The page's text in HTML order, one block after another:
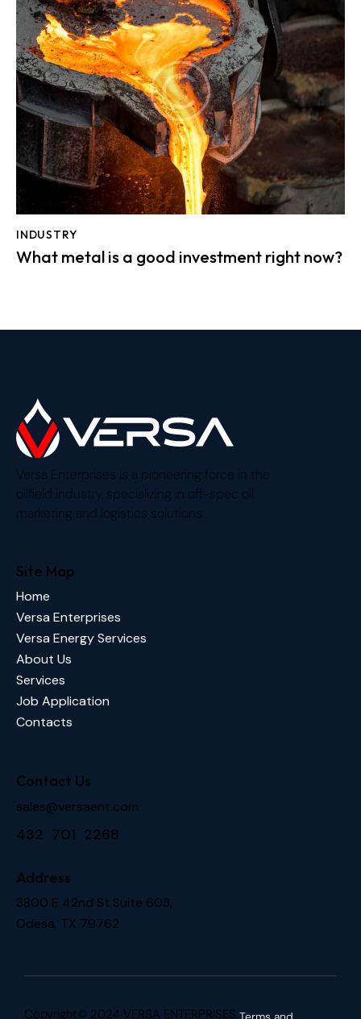
INDUSTRY
What metal is a good investment right now?
Versa Enterprises is a pioneering force in the
oilfield industry, specializing in off-spec oil
marketing and logistics solutions
Site Map
Home
Versa Enterprises
Versa Energy Services
About Us
Services
Job Application
Contacts
Contact Us
sales@versaent.com
432 701 2268
Address
3800 E 42nd St Suite 603,
Odesa, TX 79762
Copyright© 2024 VERSA ENTERPRISES.